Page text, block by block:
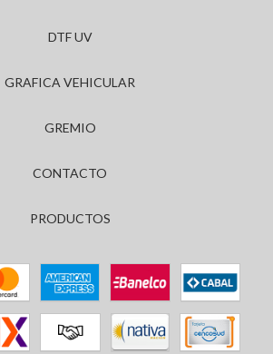
DTF UV
GRAFICA VEHICULAR
GREMIO
CONTACTO
PRODUCTOS